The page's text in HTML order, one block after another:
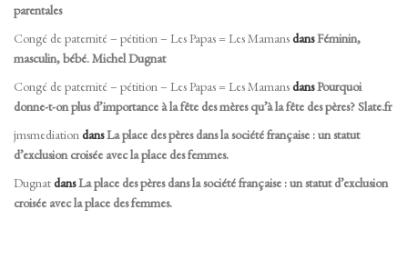
parentales
Congé de paternité – pétition – Les Papas = Les MamansdansFéminin,
masculin, bébé. Michel Dugnat
Congé de paternité – pétition – Les Papas = Les MamansdansPourquoi
donne-t-on plus d’importance à la fête des mères qu’à la fête des pères? Slate.fr
jmsmediationdansLa place des pères dans la société française : un statut
d’exclusion croisée avec la place des femmes.
DugnatdansLa place des pères dans la société française : un statut d’exclusion
croisée avec la place des femmes.